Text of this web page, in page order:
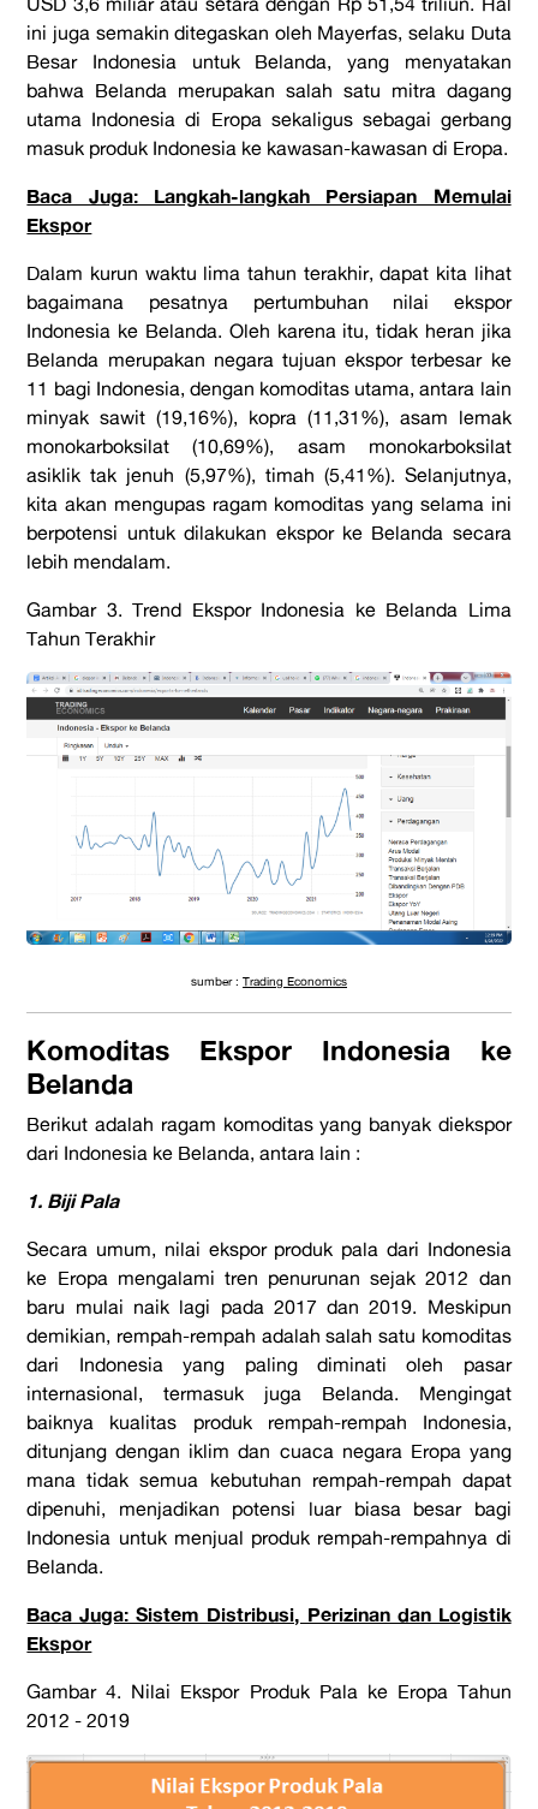
ini juga semakin ditegaskan oleh Mayerfas, selaku Duta
Besar Indonesia untuk Belanda, yang menyatakan
bahwa Belanda merupakan salah satu mitra dagang
utama Indonesia di Eropa sekaligus sebagai gerbang
masuk produk Indonesia ke kawasan-kawasan di Eropa.
Baca Juga: Langkah-langkah Persiapan Memulai
Ekspor
Dalam kurun waktu lima tahun terakhir, dapat kita lihat
bagaimana pesatnya pertumbuhan nilai ekspor
Indonesia ke Belanda. Oleh karena itu, tidak heran jika
Belanda merupakan negara tujuan ekspor terbesar ke
11 bagi Indonesia, dengan komoditas utama, antara lain
minyak sawit (19,16%), kopra (11,31%), asam lemak
monokarboksilat (10,69%), asam monokarboksilat
asiklik tak jenuh (5,97%), timah (5,41%). Selanjutnya,
kita akan mengupas ragam komoditas yang selama ini
berpotensi untuk dilakukan ekspor ke Belanda secara
lebih mendalam.
Gambar 3. Trend Ekspor Indonesia ke Belanda Lima
Tahun Terakhir
sumber : Trading Economics
Komoditas Ekspor Indonesia ke
Belanda
Berikut adalah ragam komoditas yang banyak diekspor
dari Indonesia ke Belanda, antara lain :
1. Biji Pala
Secara umum, nilai ekspor produk pala dari Indonesia
ke Eropa mengalami tren penurunan sejak 2012 dan
baru mulai naik lagi pada 2017 dan 2019. Meskipun
demikian, rempah-rempah adalah salah satu komoditas
dari Indonesia yang paling diminati oleh pasar
internasional, termasuk juga Belanda. Mengingat
baiknya kualitas produk rempah-rempah Indonesia,
ditunjang dengan iklim dan cuaca negara Eropa yang
mana tidak semua kebutuhan rempah-rempah dapat
dipenuhi, menjadikan potensi luar biasa besar bagi
Indonesia untuk menjual produk rempah-rempahnya di
Belanda.
Baca Juga: Sistem Distribusi, Perizinan dan Logistik
Ekspor
Gambar 4. Nilai Ekspor Produk Pala ke Eropa Tahun
2012 - 2019